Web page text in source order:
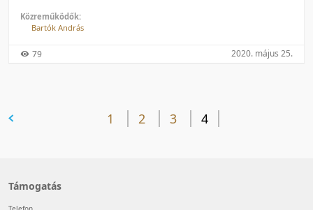
Közreműködők:
Bartók András
79 2020. május 25.
1 2 3 4
Támogatás